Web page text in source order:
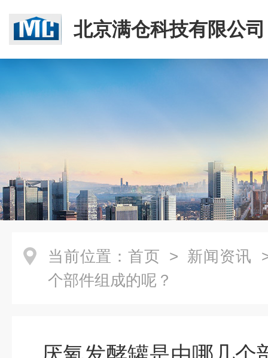
北京满仓科技有限公司
当前位置： 首页 > 新闻资讯
个部件组成的呢？